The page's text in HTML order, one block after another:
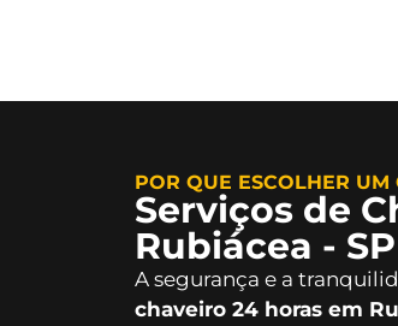
POR QUE ESCOLHER
Serviços de
Rubiácea -
A segurança e a
chaveiro 24 horas em